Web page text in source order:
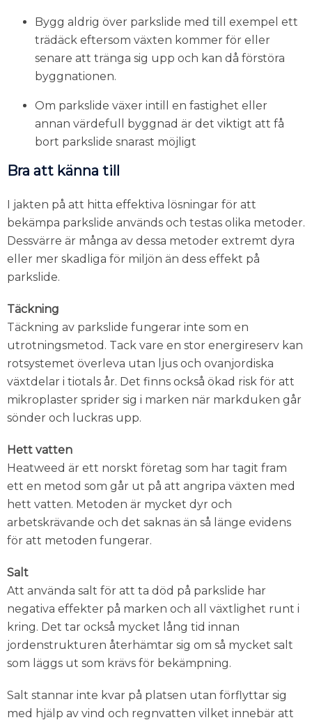
Bygg aldrig över parkslide med till exempel ett
trädäck eftersom växten kommer för eller
senare att tränga sig upp och kan då förstöra
byggnationen.
Om parkslide växer intill en fastighet eller
annan värdefull byggnad är det viktigt att få
bort parkslide snarast möjligt
Bra att känna till
I jakten på att hitta effektiva lösningar för att
bekämpa parkslide används och testas olika metoder.
Dessvärre är många av dessa metoder extremt dyra
eller mer skadliga för miljön än dess effekt på
parkslide.
Täckning
Täckning av parkslide fungerar inte som en
utrotningsmetod. Tack vare en stor energireserv kan
rotsystemet överleva utan ljus och ovanjordiska
växtdelar i tiotals år. Det finns också ökad risk för att
mikroplaster sprider sig i marken när markduken går
sönder och luckras upp.
Hett vatten
Heatweed är ett norskt företag som har tagit fram
ett en metod som går ut på att angripa växten med
hett vatten. Metoden är mycket dyr och
arbetskrävande och det saknas än så länge evidens
för att metoden fungerar.
Salt
Att använda salt för att ta död på parkslide har
negativa effekter på marken och all växtlighet runt i
kring. Det tar också mycket lång tid innan
jordenstrukturen återhämtar sig om så mycket salt
som läggs ut som krävs för bekämpning.
Salt stannar inte kvar på platsen utan förflyttar sig
med hjälp av vind och regnvatten vilket innebär att